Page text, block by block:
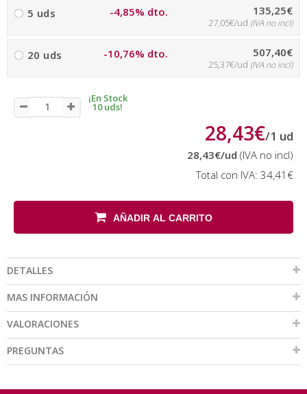
5 uds -4,85% dto. 135,25€
27,05€/ud (IVA no incl)
20 uds -10,76% dto. 507,40€
25,37€/ud (IVA no incl)
¡En Stock
10 uds!
28,43€/1 ud
28,43€/ud (IVA no incl)
Total con IVA: 34,41€
AÑADIR AL CARRITO
DETALLES
MAS INFORMACIÓN
VALORACIONES
PREGUNTAS